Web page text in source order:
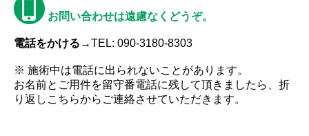
お問い合わせは遠慮なくどうぞ。
電話をかける→TEL: 090-3180-8303
※ 施術中は電話に出られないことがあります。
お名前とご用件を留守番電話に残して頂きましたら、折
り返しこちらからご連絡させていただきます。